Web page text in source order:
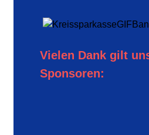
Vielen Dank gilt
Sponsoren: